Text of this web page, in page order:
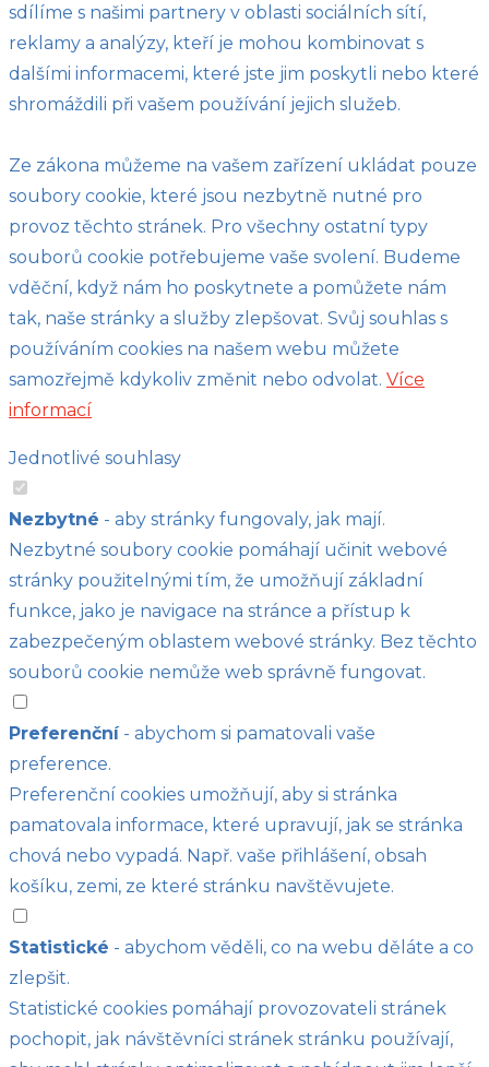
sdílíme s našimi partnery v oblasti sociálních sítí,
reklamy a analýzy, kteří je mohou kombinovat s
dalšími informacemi, které jste jim poskytli nebo které
shromáždili při vašem používání jejich služeb.
Ze zákona můžeme na vašem zařízení ukládat pouze
soubory cookie, které jsou nezbytně nutné pro
provoz těchto stránek. Pro všechny ostatní typy
souborů cookie potřebujeme vaše svolení. Budeme
vděční, když nám ho poskytnete a pomůžete nám
tak, naše stránky a služby zlepšovat. Svůj souhlas s
používáním cookies na našem webu můžete
samozřejmě kdykoliv změnit nebo odvolat. Více
informací
Jednotlivé souhlasy
Nezbytné - aby stránky fungovaly, jak mají.
Nezbytné soubory cookie pomáhají učinit webové
stránky použitelnými tím, že umožňují základní
funkce, jako je navigace na stránce a přístup k
zabezpečeným oblastem webové stránky. Bez těchto
souborů cookie nemůže web správně fungovat.
Preferenční- abychom si pamatovali vaše
preference.
Preferenční cookies umožňují, aby si stránka
pamatovala informace, které upravují, jak se stránka
chová nebo vypadá. Např. vaše přihlášení, obsah
košíku, zemi, ze které stránku navštěvujete.
Statistické - abychom věděli, co na webu děláte a co
zlepšit.
Statistické cookies pomáhají provozovateli stránek
pochopit, jak návštěvníci stránek stránku používají,